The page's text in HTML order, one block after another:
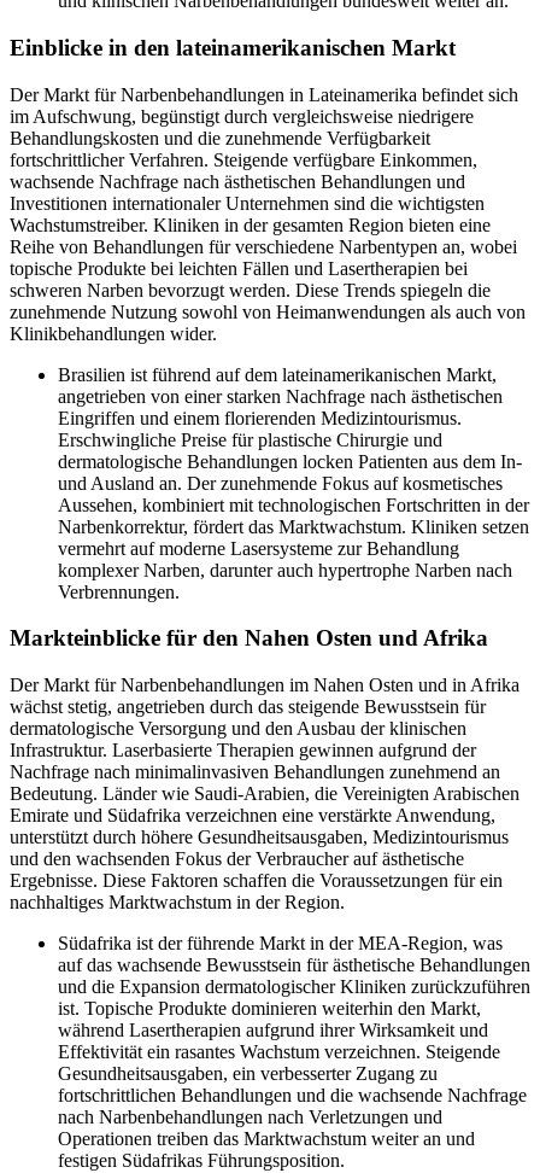
Einblicke in den lateinamerikanischen Markt
Der Markt für Narbenbehandlungen in Lateinamerika befindet sich
im Aufschwung, begünstigt durch vergleichsweise niedrigere
Behandlungskosten und die zunehmende Verfügbarkeit
fortschrittlicher Verfahren. Steigende verfügbare Einkommen,
wachsende Nachfrage nach ästhetischen Behandlungen und
Investitionen internationaler Unternehmen sind die wichtigsten
Wachstumstreiber. Kliniken in der gesamten Region bieten eine
Reihe von Behandlungen für verschiedene Narbentypen an, wobei
topische Produkte bei leichten Fällen und Lasertherapien bei
schweren Narben bevorzugt werden. Diese Trends spiegeln die
zunehmende Nutzung sowohl von Heimanwendungen als auch von
Klinikbehandlungen wider.
Brasilien ist führend auf dem lateinamerikanischen Markt,
angetrieben von einer starken Nachfrage nach ästhetischen
Eingriffen und einem florierenden Medizintourismus.
Erschwingliche Preise für plastische Chirurgie und
dermatologische Behandlungen locken Patienten aus dem In-
und Ausland an. Der zunehmende Fokus auf kosmetisches
Aussehen, kombiniert mit technologischen Fortschritten in der
Narbenkorrektur, fördert das Marktwachstum. Kliniken setzen
vermehrt auf moderne Lasersysteme zur Behandlung
komplexer Narben, darunter auch hypertrophe Narben nach
Verbrennungen.
Markteinblicke für den Nahen Osten und Afrika
Der Markt für Narbenbehandlungen im Nahen Osten und in Afrika
wächst stetig, angetrieben durch das steigende Bewusstsein für
dermatologische Versorgung und den Ausbau der klinischen
Infrastruktur. Laserbasierte Therapien gewinnen aufgrund der
Nachfrage nach minimalinvasiven Behandlungen zunehmend an
Bedeutung. Länder wie Saudi-Arabien, die Vereinigten Arabischen
Emirate und Südafrika verzeichnen eine verstärkte Anwendung,
unterstützt durch höhere Gesundheitsausgaben, Medizintourismus
und den wachsenden Fokus der Verbraucher auf ästhetische
Ergebnisse. Diese Faktoren schaffen die Voraussetzungen für ein
nachhaltiges Marktwachstum in der Region.
Südafrika ist der führende Markt in der MEA-Region, was
auf das wachsende Bewusstsein für ästhetische Behandlungen
und die Expansion dermatologischer Kliniken zurückzuführen
ist. Topische Produkte dominieren weiterhin den Markt,
während Lasertherapien aufgrund ihrer Wirksamkeit und
Effektivität ein rasantes Wachstum verzeichnen. Steigende
Gesundheitsausgaben, ein verbesserter Zugang zu
fortschrittlichen Behandlungen und die wachsende Nachfrage
nach Narbenbehandlungen nach Verletzungen und
Operationen treiben das Marktwachstum weiter an und
festigen Südafrikas Führungsposition.